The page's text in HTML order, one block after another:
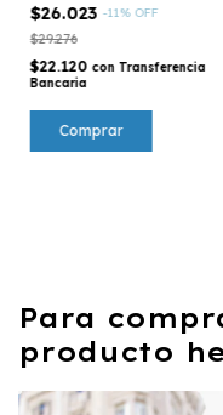
$26.023 -11% OFF
$29.276
$22.120 con Transferencia
Bancaria
Comprar
Para
producto